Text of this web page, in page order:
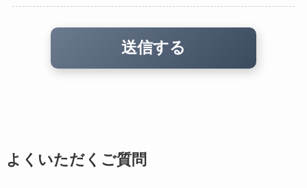
よくいただくご質問